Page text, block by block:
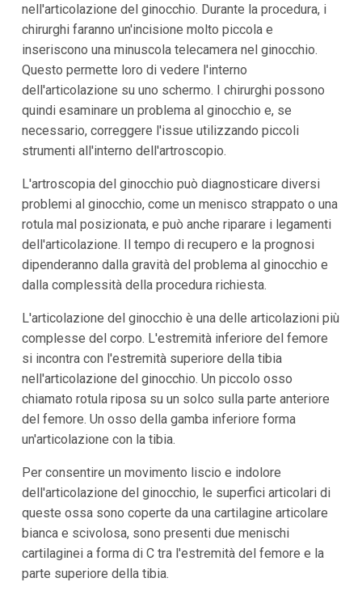
nell'articolazione del ginocchio. Durante la procedura, i
chirurghi faranno un'incisione molto piccola e
inseriscono una minuscola telecamera nel ginocchio.
Questo permette loro di vedere l'interno
dell'articolazione su uno schermo. I chirurghi possono
quindi esaminare un problema al ginocchio e, se
necessario, correggere l'issue utilizzando piccoli
strumenti all'interno dell'artroscopio.
L'artroscopia del ginocchio può diagnosticare diversi
problemi al ginocchio, come un menisco strappato o una
rotula mal posizionata, e può anche riparare i legamenti
dell'articolazione. Il tempo di recupero e la prognosi
dipenderanno dalla gravità del problema al ginocchio e
dalla complessità della procedura richiesta.
L'articolazione del ginocchio è una delle articolazioni più
complesse del corpo. L'estremità inferiore del femore
si incontra con l'estremità superiore della tibia
nell'articolazione del ginocchio. Un piccolo osso
chiamato rotula riposa su un solco sulla parte anteriore
del femore. Un osso della gamba inferiore forma
un'articolazione con la tibia.
Per consentire un movimento liscio e indolore
dell'articolazione del ginocchio, le superfici articolari di
queste ossa sono coperte da una cartilagine articolare
bianca e scivolosa, sono presenti due menischi
cartilaginei a forma di C tra l'estremità del femore e la
parte superiore della tibia.